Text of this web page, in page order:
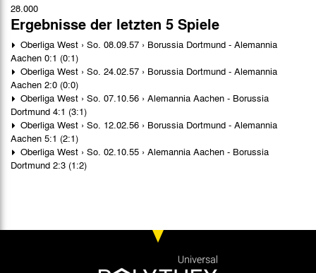
28.000
Ergebnisse der letzten 5 Spiele
Oberliga West › So. 08.09.57 › Borussia Dortmund - Alemannia
Aachen 0:1 (0:1)
Oberliga West › So. 24.02.57 › Borussia Dortmund - Alemannia
Aachen 2:0 (0:0)
Oberliga West › So. 07.10.56 › Alemannia Aachen - Borussia
Dortmund 4:1 (3:1)
Oberliga West › So. 12.02.56 › Borussia Dortmund - Alemannia
Aachen 5:1 (2:1)
Oberliga West › So. 02.10.55 › Alemannia Aachen - Borussia
Dortmund 2:3 (1:2)